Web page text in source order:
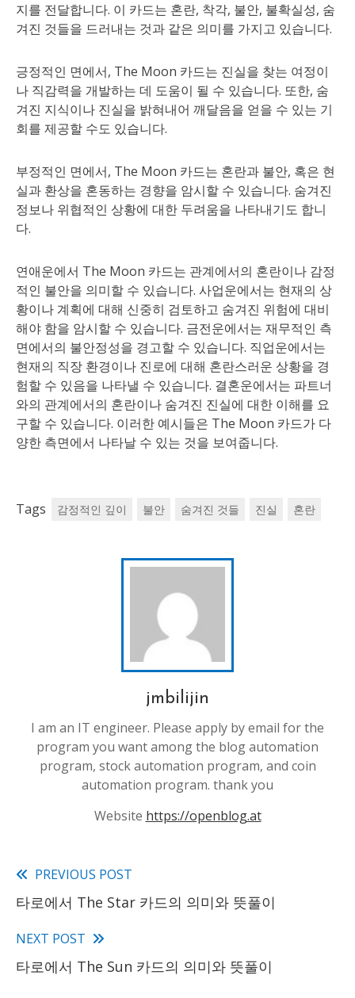
지를 전달합니다. 이 카드는 혼란, 착각, 불안, 불확실성, 숨
겨진 것들을 드러내는 것과 같은 의미를 가지고 있습니다.
긍정적인 면에서, The Moon 카드는 진실을 찾는 여정이
나 직감력을 개발하는 데 도움이 될 수 있습니다. 또한, 숨
겨진 지식이나 진실을 밝혀내어 깨달음을 얻을 수 있는 기
회를 제공할 수도 있습니다.
부정적인 면에서, The Moon 카드는 혼란과 불안, 혹은 현
실과 환상을 혼동하는 경향을 암시할 수 있습니다. 숨겨진
정보나 위협적인 상황에 대한 두려움을 나타내기도 합니
다.
연애운에서 The Moon 카드는 관계에서의 혼란이나 감정
적인 불안을 의미할 수 있습니다. 사업운에서는 현재의 상
황이나 계획에 대해 신중히 검토하고 숨겨진 위험에 대비
해야 함을 암시할 수 있습니다. 금전운에서는 재무적인 측
면에서의 불안정성을 경고할 수 있습니다. 직업운에서는
현재의 직장 환경이나 진로에 대해 혼란스러운 상황을 경
험할 수 있음을 나타낼 수 있습니다. 결혼운에서는 파트너
와의 관계에서의 혼란이나 숨겨진 진실에 대한 이해를 요
구할 수 있습니다. 이러한 예시들은 The Moon 카드가 다
양한 측면에서 나타날 수 있는 것을 보여줍니다.
Tags 감정적인 깊이 불안 숨겨진 것들 진실 혼란
jmbilijin
I am an IT engineer. Please apply by email for the
program you want among the blog automation
program, stock automation program, and coin
automation program. thank you
Website https://openblog.at
Read
more
articles
PREVIOUS POST
타로에서 The Star 카드의 의미와 뜻풀이
NEXT POST
타로에서 The Sun 카드의 의미와 뜻풀이